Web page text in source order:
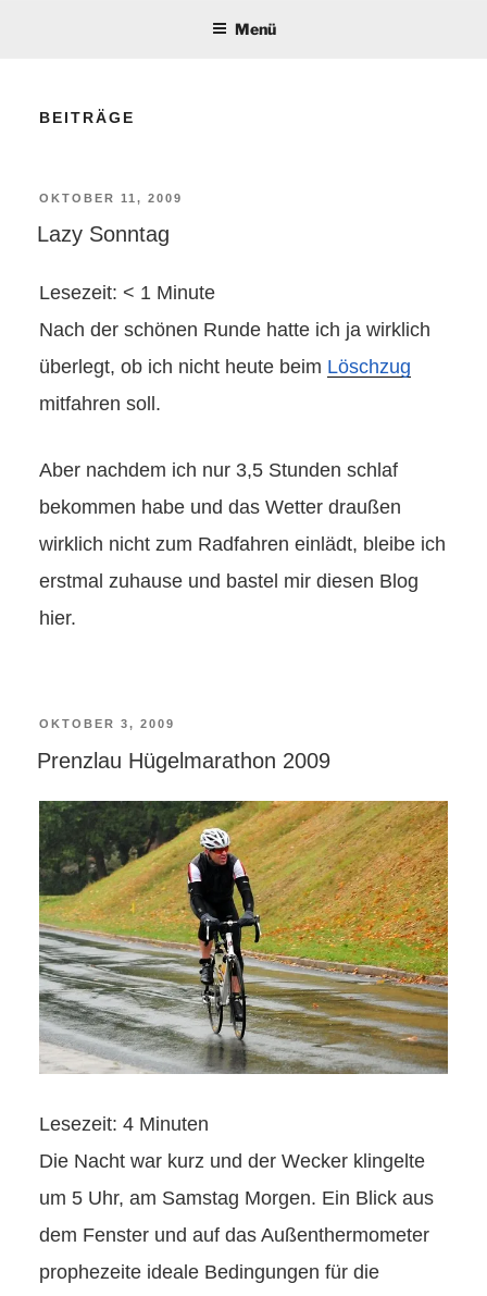
Menü
BEITRÄGE
VERÖFFENTLICHT
AM
OKTOBER 11, 2009
Lazy Sonntag
Lesezeit: < 1 Minute
Nach der schönen Runde hatte ich ja wirklich
überlegt, ob ich nicht heute beim Löschzug
mitfahren soll.
Aber nachdem ich nur 3,5 Stunden schlaf
bekommen habe und das Wetter draußen
wirklich nicht zum Radfahren einlädt, bleibe ich
erstmal zuhause und bastel mir diesen Blog
hier.
VERÖFFENTLICHT
AM
OKTOBER 3, 2009
Prenzlau Hügelmarathon 2009
Lesezeit: 4 Minuten
Die Nacht war kurz und der Wecker klingelte
um 5 Uhr, am Samstag Morgen. Ein Blick aus
dem Fenster und auf das Außenthermometer
prophezeite ideale Bedingungen für die